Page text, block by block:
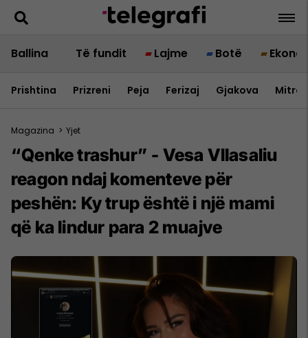
Ballina Të fundit Lajme Botë
Prishtina Prizreni Peja Ferizaj Gjakova
Magazina > Yjet
“Qenke trashur” - Vesa Vllasaliu
reagon ndaj komenteve për
peshën: Ky trup është i një mami
që ka lindur para 2 muajve